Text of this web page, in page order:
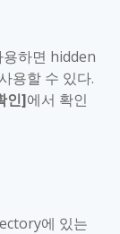
하면 hidden
용할 수 있다.
인]에서 확인
에 있는